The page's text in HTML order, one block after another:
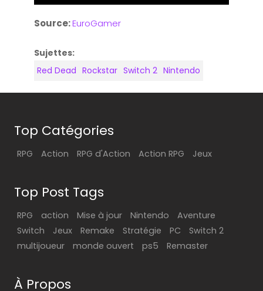
Source:EuroGamer
Sujettes:
Red Dead Rockstar Switch 2 Nintendo
Top Catégories
RPG Action RPG d'Action Action RPG Jeux
Top Post Tags
RPG action Mise à jour Nintendo
Aventure
Switch
Jeux Remake Stratégie PC
Switch 2
multijoueur
monde ouvert ps5 Remaster
À Propos